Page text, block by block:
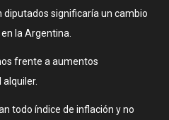
diputados significaría un cambio
la Argentina.
frente a aumentos
todo índice de inflación y no